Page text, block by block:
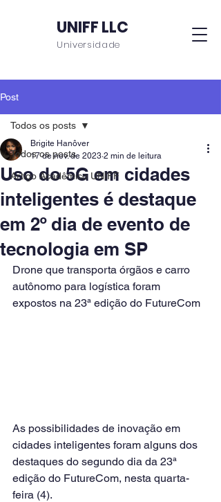
UNIFF LLC
Universidade
Post
Todos os posts
Artigo Acadêmico UNIFF
Todos os posts
Uso do 5G em cidades
inteligentes é destaque
em 2º dia de evento de
tecnologia em SP
Brigite Hanôver
17 de nov. de 2023 2 min de leitura
Drone que transporta órgãos e carro
autônomo para logística foram
expostos na 23ª edição do FutureCom
As possibilidades de inovação em
cidades inteligentes foram alguns dos
destaques do segundo dia da 23ª
edição do FutureCom, nesta quarta-
feira (4).